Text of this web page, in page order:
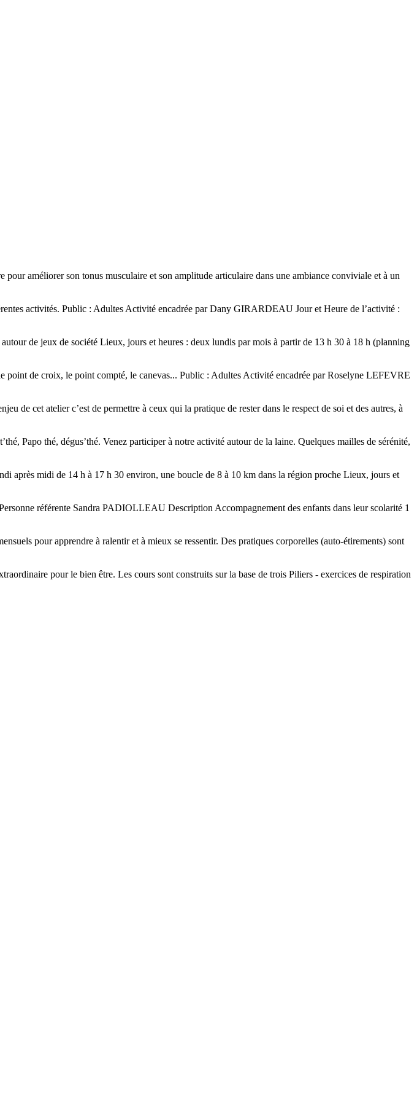
améliorer son tonus musculaire et son amplitude articulaire dans une ambiance conviviale et à un
activités. Public : Adultes Activité encadrée par Dany GIRARDEAU Jour et Heure de l’activité :
de jeux de société Lieux, jours et heures : deux lundis par mois à partir de 13 h 30 à 18 h (planning
de croix, le point compté, le canevas... Public : Adultes Activité encadrée par Roselyne LEFEVRE
de cet atelier c’est de permettre à ceux qui la pratique de rester dans le respect de soi et des autres, à
Papo thé, dégus’thé. Venez participer à notre activité autour de la laine. Quelques mailles de sérénité,
midi de 14 h à 17 h 30 environ, une boucle de 8 à 10 km dans la région proche Lieux, jours et
référente Sandra PADIOLLEAU Description Accompagnement des enfants dans leur scolarité 1
pour apprendre à ralentir et à mieux se ressentir. Des pratiques corporelles (auto-étirements) sont
pour le bien être. Les cours sont construits sur la base de trois Piliers - exercices de respiration